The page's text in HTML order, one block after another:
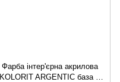
Фарба інтер'єрна акрилова
KOLORIT ARGENTIC база А